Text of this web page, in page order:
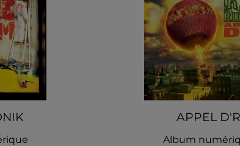
APPEL D'R
Album